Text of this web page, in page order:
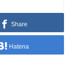
Share
Hatena